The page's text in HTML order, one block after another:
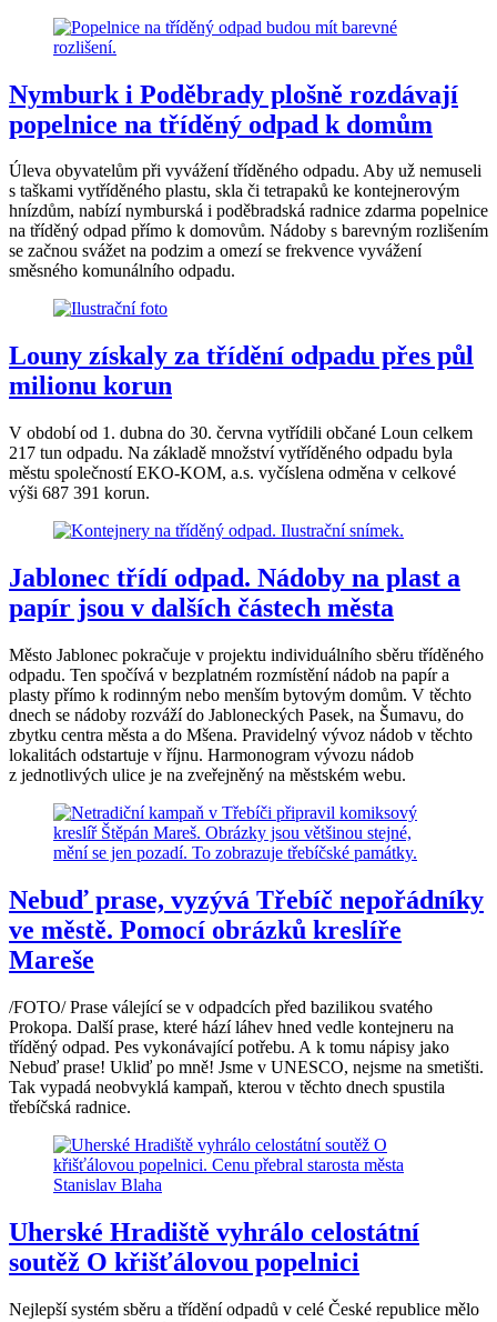
Nymburk i Poděbrady plošně rozdávají
popelnice na tříděný odpad k domům
Úleva obyvatelům při vyvážení tříděného odpadu. Aby už nemuseli
s taškami vytříděného plastu, skla či tetrapaků ke kontejnerovým
hnízdům, nabízí nymburská i poděbradská radnice zdarma popelnice
na tříděný odpad přímo k domovům. Nádoby s barevným rozlišením
se začnou svážet na podzim a omezí se frekvence vyvážení
směsného komunálního odpadu.
Louny získaly za třídění odpadu přes půl
milionu korun
V období od 1. dubna do 30. června vytřídili občané Loun celkem
217 tun odpadu. Na základě množství vytříděného odpadu byla
městu společností EKO-KOM, a.s. vyčíslena odměna v celkové
výši 687 391 korun.
Jablonec třídí odpad. Nádoby na plast a
papír jsou v dalších částech města
Město Jablonec pokračuje v projektu individuálního sběru tříděného
odpadu. Ten spočívá v bezplatném rozmístění nádob na papír a
plasty přímo k rodinným nebo menším bytovým domům. V těchto
dnech se nádoby rozváží do Jabloneckých Pasek, na Šumavu, do
zbytku centra města a do Mšena. Pravidelný vývoz nádob v těchto
lokalitách odstartuje v říjnu. Harmonogram vývozu nádob
z jednotlivých ulice je na zveřejněný na městském webu.
Nebuď prase, vyzývá Třebíč nepořádníky
ve městě. Pomocí obrázků kreslíře
Mareše
/FOTO/ Prase válející se v odpadcích před bazilikou svatého
Prokopa. Další prase, které hází láhev hned vedle kontejneru na
tříděný odpad. Pes vykonávající potřebu. A k tomu nápisy jako
Nebuď prase! Ukliď po mně! Jsme v UNESCO, nejsme na smetišti.
Tak vypadá neobvyklá kampaň, kterou v těchto dnech spustila
třebíčská radnice.
Uherské Hradiště vyhrálo celostátní
soutěž O křišťálovou popelnici
Nejlepší systém sběru a třídění odpadů v celé České republice mělo